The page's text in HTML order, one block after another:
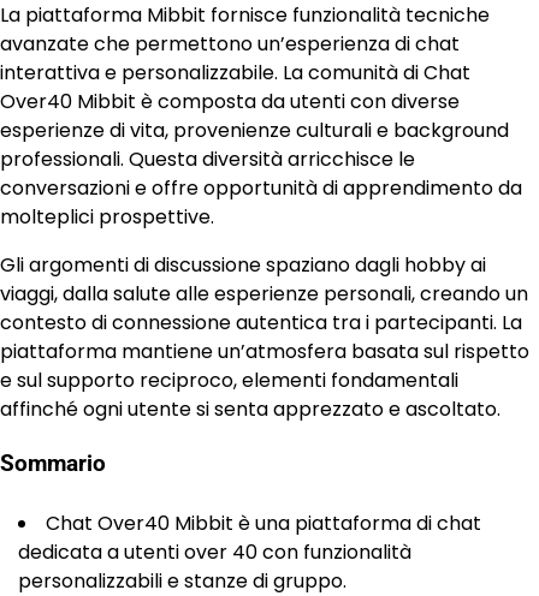
La piattaforma Mibbit fornisce funzionalità tecniche
avanzate che permettono un’esperienza di chat
interattiva e personalizzabile. La comunità di Chat
Over40 Mibbit è composta da utenti con diverse
esperienze di vita, provenienze culturali e background
professionali. Questa diversità arricchisce le
conversazioni e offre opportunità di apprendimento da
molteplici prospettive.
Gli argomenti di discussione spaziano dagli hobby ai
viaggi, dalla salute alle esperienze personali, creando un
contesto di connessione autentica tra i partecipanti. La
piattaforma mantiene un’atmosfera basata sul rispetto
e sul supporto reciproco, elementi fondamentali
affinché ogni utente si senta apprezzato e ascoltato.
Sommario
Chat Over40 Mibbit è una piattaforma di chat
dedicata a utenti over 40 con funzionalità
personalizzabili e stanze di gruppo.